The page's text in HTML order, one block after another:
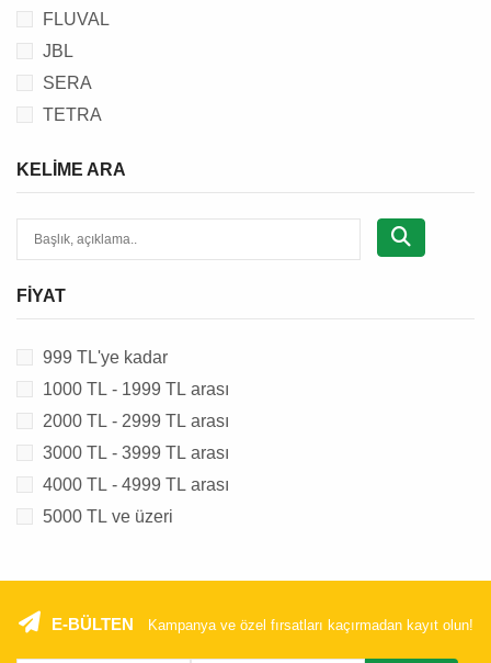
AKVARYUM YEDEK PARÇASI
HAVUZ YEM & MALZEMESİ
FLUVAL
JBL
SERA
TETRA
KELIME ARA
FIYAT
999 TL'ye kadar
1000 TL - 1999 TL arası
2000 TL - 2999 TL arası
3000 TL - 3999 TL arası
4000 TL - 4999 TL arası
5000 TL ve üzeri
E-BÜLTEN Kampanya ve özel fırsatları kaçırmadan kayıt olun!